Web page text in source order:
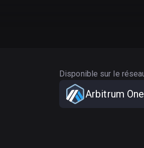
Disponible sur le
Arbitrum One